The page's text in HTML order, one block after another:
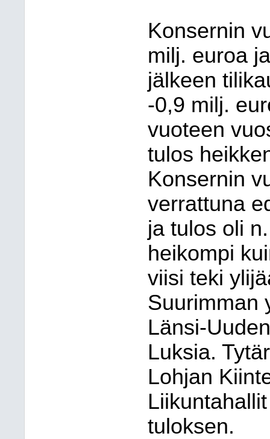
Konsernin
milj. euroa
jälkeen
-0,9 milj.
vuoteen
tulos
Konsernin
verrattuna
ja tulos oli
heikompi
viisi teki
Suurimman
Länsi-
Luksia.
Lohjan
tuloksen.